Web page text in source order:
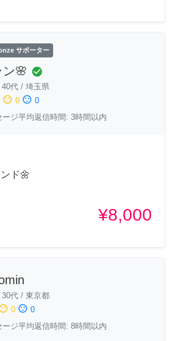
サポーター
ン🌸 check_circle
40代 / 埼玉県
sentiment_neutral 0 sentiment_dissatisfied 0
ージ平均返信時間: 3時間以内
ド🌼
¥8,000
30代 / 東京都
0 sentiment_dissatisfied 0
ージ平均返信時間: 8時間以内